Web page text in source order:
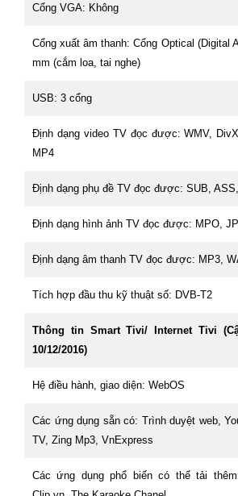
Cổng VGA: Không
Cổng xuất âm thanh: Cổng Optical (Digital
mm (cắm loa, tai nghe)
USB: 3 cổng
Định dạng video TV đọc được: WMV,
MP4
Định dạng phụ đề TV đọc được: SUB,
Định dạng hình ảnh TV đọc được: MPO,
Định dạng âm thanh TV đọc được: MP3,
Tích hợp đầu thu kỹ thuật số: DVB-T2
Thông tin Smart Tivi/ Internet Tivi
10/12/2016)
Hệ điều hành, giao diện: WebOS
Các ứng dụng sẵn có: Trình duyệt web,
TV, Zing Mp3, VnExpress
Các ứng dụng phổ biến có thể tải